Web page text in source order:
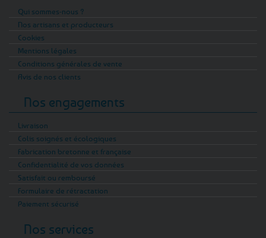
Qui sommes-nous ?
Nos artisans et producteurs
Cookies
Mentions légales
Conditions générales de vente
Avis de nos clients
Nos engagements
Livraison
Colis soignés et écologiques
Fabrication bretonne et française
Confidentialité de vos données
Satisfait ou remboursé
Formulaire de rétractation
Paiement sécurisé
Nos services